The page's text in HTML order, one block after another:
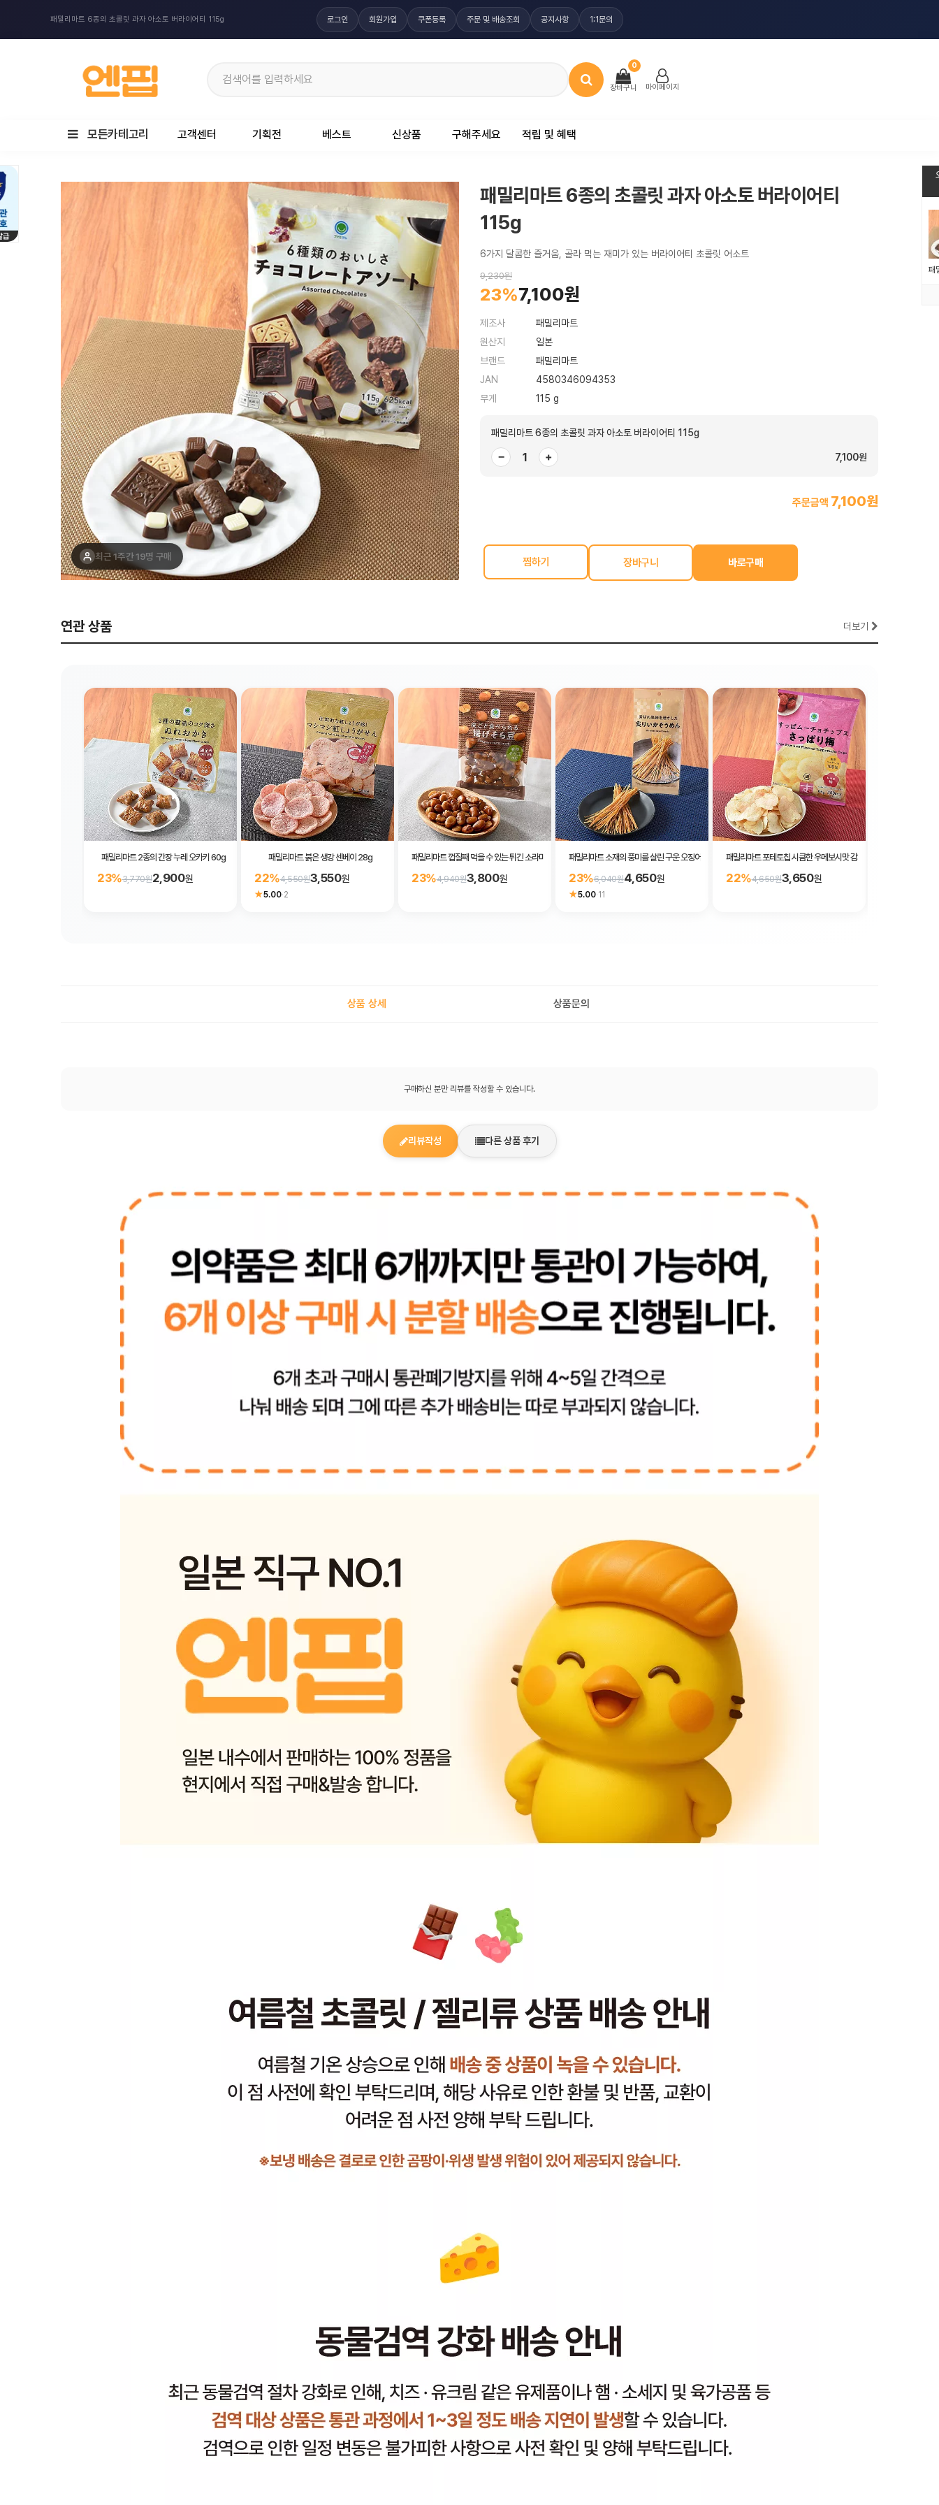
패밀리마트 6종의 초콜릿 과자 아소토 버라이어티 115g 로그인 회원가입 쿠폰등록 주문 및 배송조회 공지사항 1:1문의
장바구니
0
마이페이지
모든카테고리 고객센터 기획전 베스트 신상품 구해주세요 적립 및 혜택
최근 1주간 19명 구매
패밀리마트 6종의 초콜릿 과자 아소토 버라이어티
115g
6가지 달콤한 즐거움, 골라 먹는 재미가 있는 버라이어티 초콜릿 어소트
9,230원
23%7,100원
제조사
패밀리마트
원산지
일본
브랜드
패밀리마트
JAN
4580346094353
무게
115 g
패밀리마트 6종의 초콜릿 과자 아소토 버라이어티 115g
− + 7,100원
주문금액 7,100원
찜하기
연관 상품 더보기
패밀리마트 2종의 간장 누레 오카키 60g
23%3,770원2,900원
패밀리마트 붉은 생강 센베이 28g
22%4,550원3,550원
★5.00·2
패밀리마트 껍질째 먹을 수 있는 튀긴 소라마메 콩스낵 45g
23%4,940원3,800원
패밀리마트 소재의 풍미를 살린 구운 오징어 소면 14g
23%6,040원4,650원
★5.00·11
패밀리마트 포테토칩 시큼한 우메보시맛 감자칩 55g
22%4,650원3,650원
상품 상세 상품문의
구매하신 분만 리뷰를 작성할 수 있습니다.
리뷰작성 다른 상품 후기